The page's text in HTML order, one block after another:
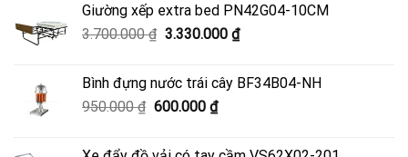
4.500.000 ₫.là:
4.050.000 ₫.
Giường xếp extra bed PN42G04-10CM
3.700.000₫ Giá
3.700.000 ₫.
3.330.000 ₫Giá
là:
Bình đựng nước trái cây BF34B04-NH
950.000₫ Giá
600.000 ₫Giá